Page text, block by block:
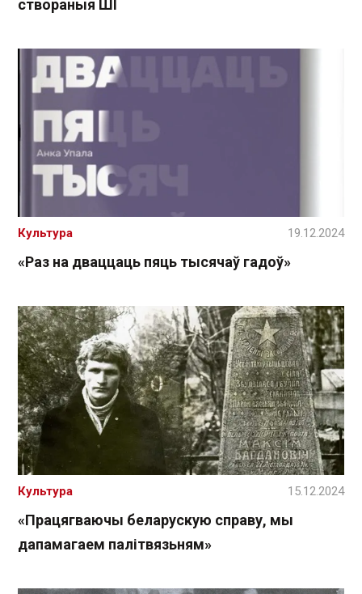
створаныя ШІ
«Раз на дваццаць пяць тысячаў гадоў»
Культура 19.12.2024
«Працягваючы беларускую справу, мы
дапамагаем палітвязьням»
Культура 15.12.2024